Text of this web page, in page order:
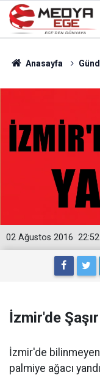
Anasayfa
22:52
02 Ağustos 2016
İzmir'de
İzmir'de bilinmeyen
palmiye ağacı